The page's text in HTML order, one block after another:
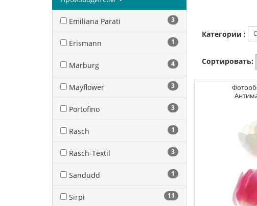
Emiliana Parati 3
Erismann 1
Marburg 4
Mayflower 3
Portofino 3
Rasch 1
Rasch-Textil 3
Sandudd 1
Sirpi 11
Категории :
Сортировать: